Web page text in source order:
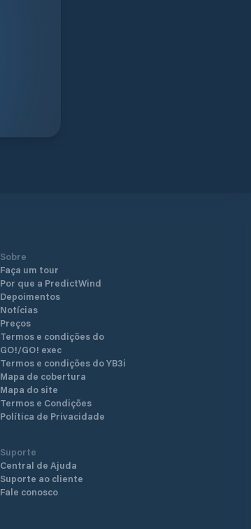
Sobre
Faça um tour
Por que a PredictWind
Depoimentos
Notícias
Preços
Termos e condições do
GO!/GO! exec
Termos e condições do YB3i
Mapa de cobertura
Mapa do site
Termos e Condições
Política de Privacidade
Suporte
Central de Ajuda
Suporte ao cliente
Fale conosco